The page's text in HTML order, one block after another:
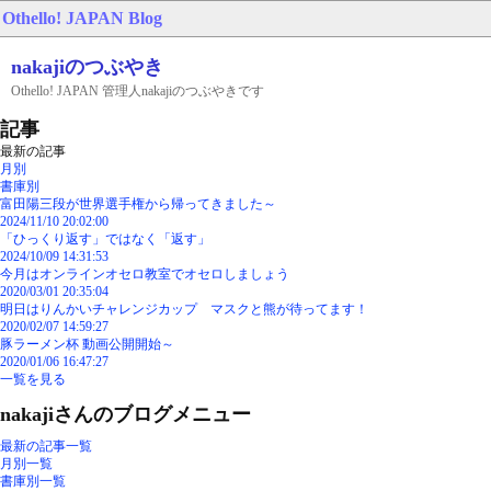
Othello! JAPAN Blog
nakajiのつぶやき
Othello! JAPAN 管理人nakajiのつぶやきです
記事
最新の記事
月別
書庫別
富田陽三段が世界選手権から帰ってきました～
2024/11/10 20:02:00
「ひっくり返す」ではなく「返す」
2024/10/09 14:31:53
今月はオンラインオセロ教室でオセロしましょう
2020/03/01 20:35:04
明日はりんかいチャレンジカップ マスクと熊が待ってます！
2020/02/07 14:59:27
豚ラーメン杯 動画公開開始～
2020/01/06 16:47:27
一覧を見る
nakajiさんのブログメニュー
最新の記事一覧
月別一覧
書庫別一覧